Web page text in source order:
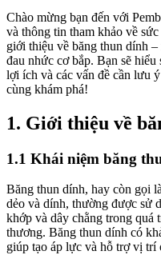
Chào mừng bạn đến với
và thông tin tham khảo về
giới thiệu về băng thun dính
đau nhức cơ bắp. Bạn sẽ
lợi ích và các vấn đề cần lưu
cùng khám phá!
1. Giới thiệu về
1.1 Khái niệm băng
Băng thun dính, hay còn gọi
dẻo và dính, thường được sử
khớp và dây chằng trong quá
thương. Băng thun dính có
giúp tạo áp lực và hỗ trợ vị trí